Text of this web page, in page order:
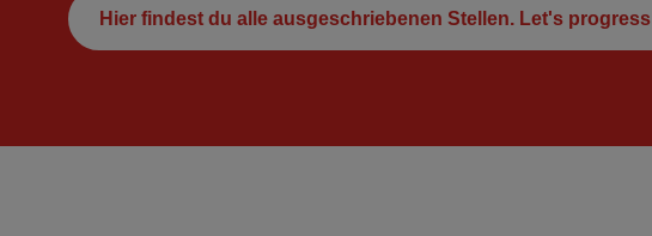
Hier findest du alle ausgeschriebenen Stellen. Let's